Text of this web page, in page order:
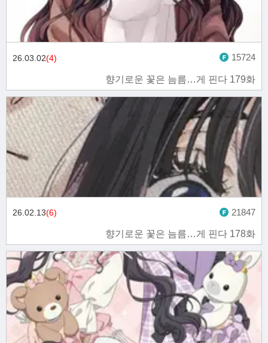
향기로운 꽃은 늠름…게 핀다 179화
26.03.02(4) 15724
향기로운 꽃은 늠름…게 핀다 178화
26.02.13(6) 21847